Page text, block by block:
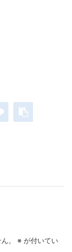
。 ※ が付いてい